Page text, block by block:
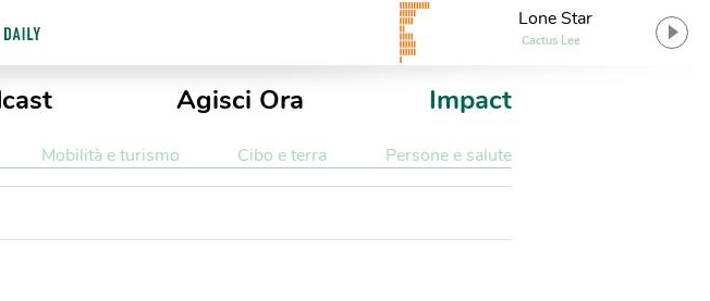
Lone Star
Cactus Lee
Agisci Ora Impact
Mobilità e turismo Cibo e terra Persone e salute